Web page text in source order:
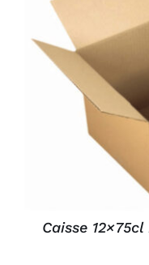
DÉTAILS
Caisse